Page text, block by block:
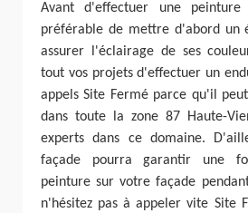
Avant d'effectuer une
préférable de mettre d'abord un
assurer l'éclairage de ses
tout vos projets d'effectuer un
appels Site Fermé parce qu'il
dans toute la zone 87 Haute-
experts dans ce domaine.
façade pourra garantir une
peinture sur votre façade
n'hésitez pas à appeler vite Site